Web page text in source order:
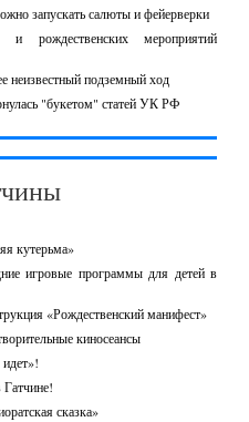
запускать салюты и фейерверки
рождественских мероприятий
неизвестный подземный ход
"букетом" статей УК РФ
кутерьма»
игровые программы для детей в
«Рождественский манифест»
киносеансы
сказка»